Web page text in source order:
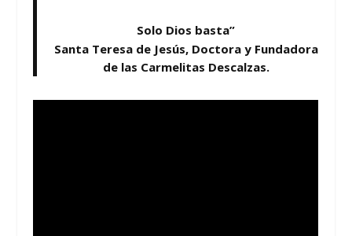
Solo Dios basta”
Santa Teresa de Jesús, Doctora y Fundadora
de las Carmelitas Descalzas.